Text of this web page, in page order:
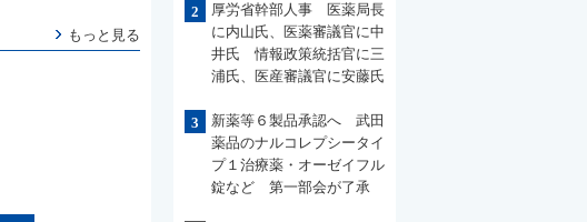
もっと見る
2
厚労省幹部人事 医薬局長
に内山氏、医薬審議官に中
井氏 情報政策統括官に三
浦氏、医産審議官に安藤氏
3
新薬等６製品承認へ 武田
薬品のナルコレプシータイ
プ１治療薬・オーゼイフル
錠など 第一部会が了承